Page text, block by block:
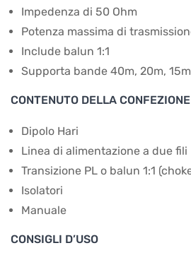
Impedenza di 50 Ohm
Potenza massima di
Include balun 1:1
Supporta bande 40m, 20m,
CONTENUTO DELLA CONFEZIONE
Dipolo Hari
Linea di alimentazione a due fili
Transizione PL o balun 1:1
Isolatori
Manuale
CONSIGLI D’USO